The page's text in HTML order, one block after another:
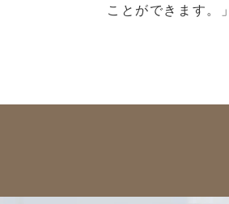
ことができます。」